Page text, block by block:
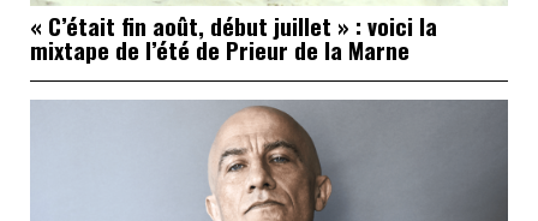
« C’était fin août, début juillet » : voici la
mixtape de l’été de Prieur de la Marne